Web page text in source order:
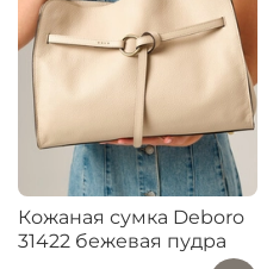
Кожаная сумка Deboro
31422 бежевая пудра